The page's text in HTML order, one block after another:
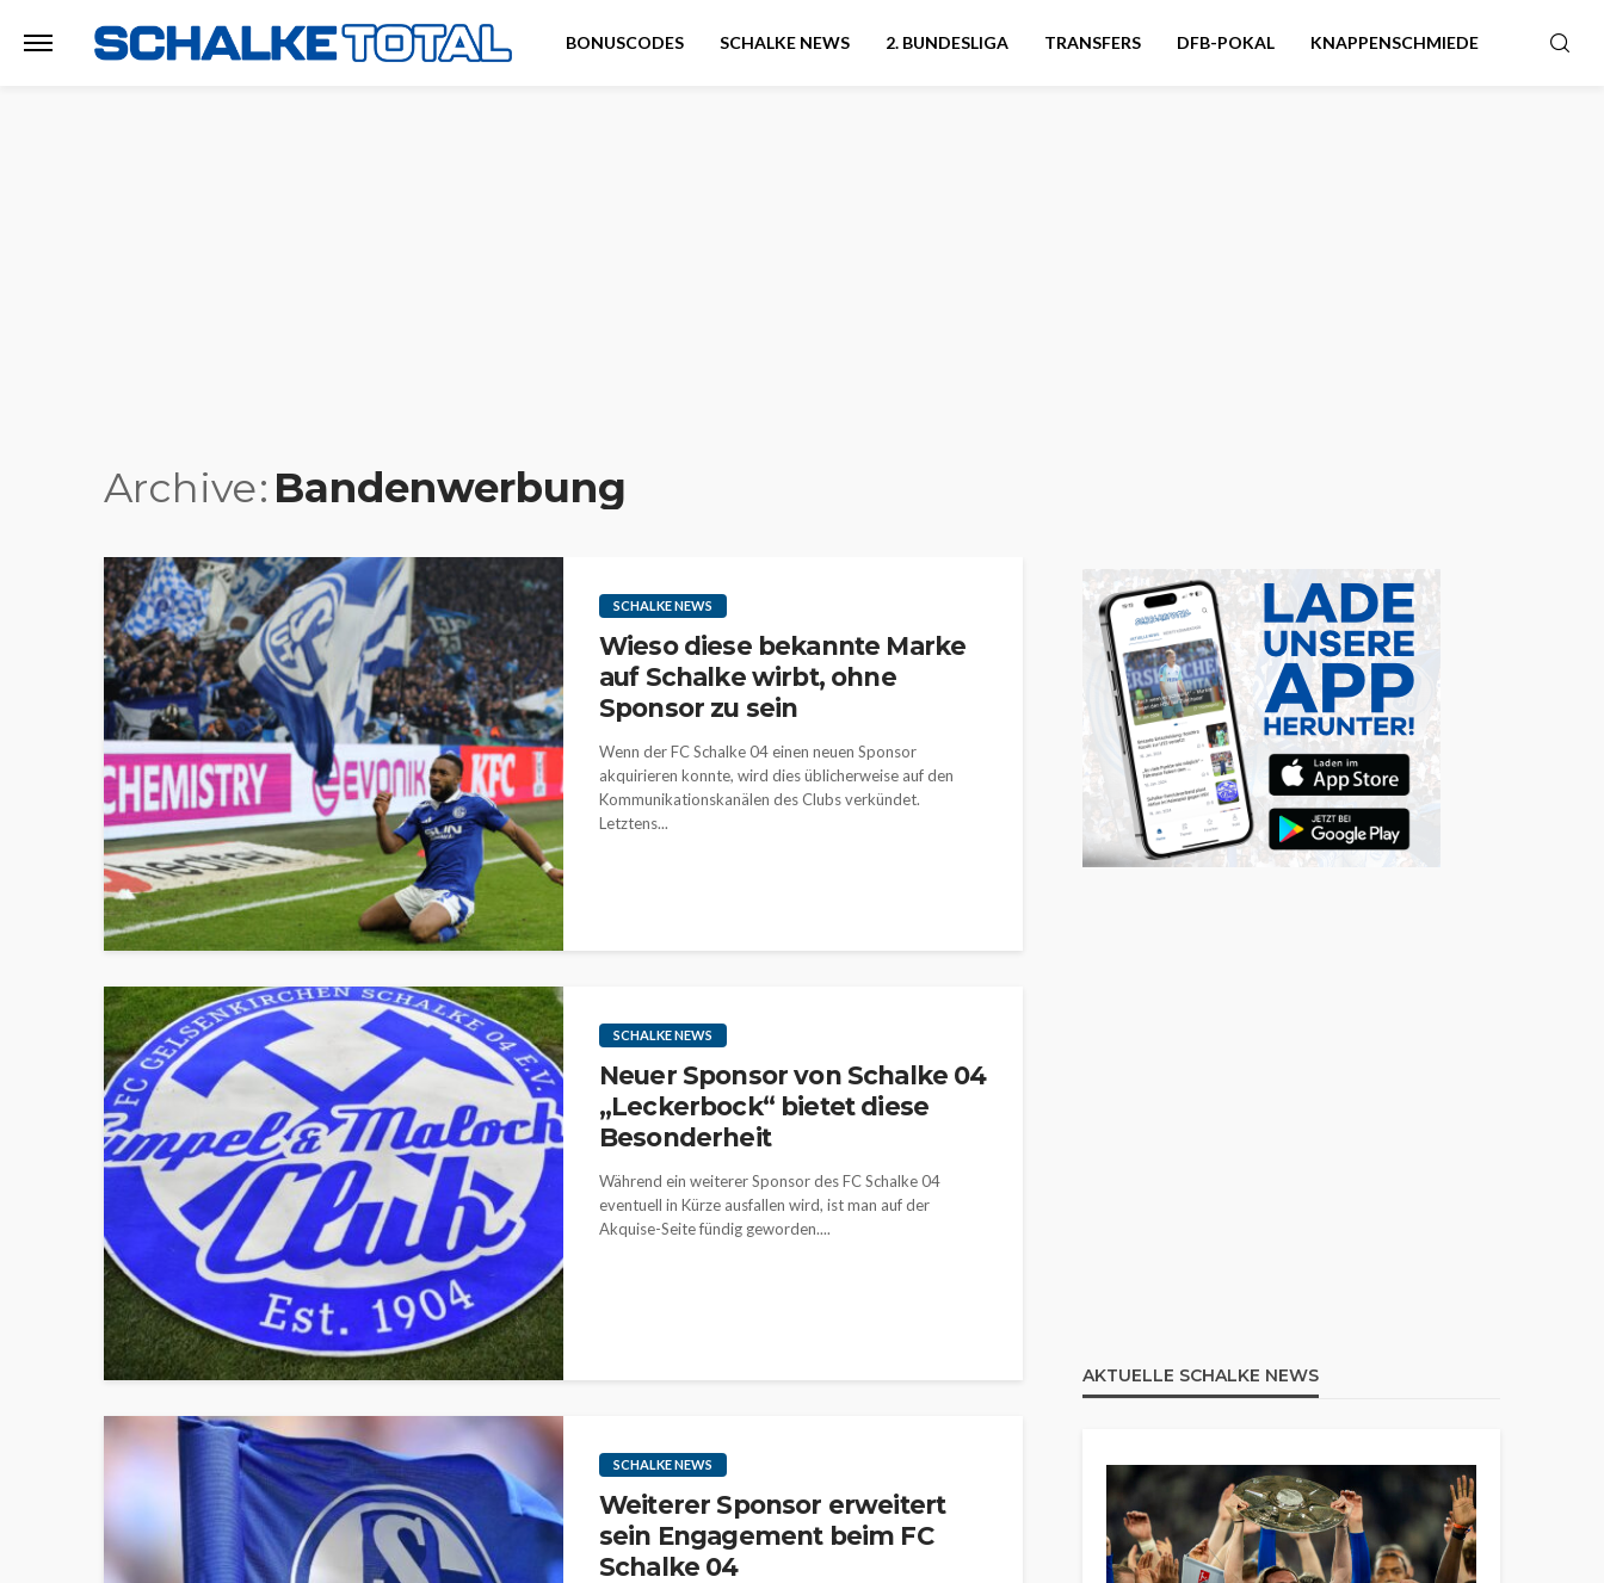
BONUSCODES SCHALKE NEWS 2. BUNDESLIGA TRANSFERS DFB-POKAL KNAPPENSCHMIEDE
Archive Bandenwerbung
SCHALKE NEWS
Wieso diese bekannte Marke
auf Schalke wirbt, ohne
Sponsor zu sein
Wenn der FC Schalke 04 einen neuen Sponsor
akquirieren konnte, wird dies üblicherweise auf den
Kommunikationskanälen des Clubs verkündet.
Letztens...
SCHALKE NEWS
Neuer Sponsor von Schalke 04
„Leckerbock“ bietet diese
Besonderheit
Während ein weiterer Sponsor des FC Schalke 04
eventuell in Kürze ausfallen wird, ist man auf der
Akquise-Seite fündig geworden....
SCHALKE NEWS
Weiterer Sponsor erweitert
sein Engagement beim FC
Schalke 04
AKTUELLE SCHALKE NEWS